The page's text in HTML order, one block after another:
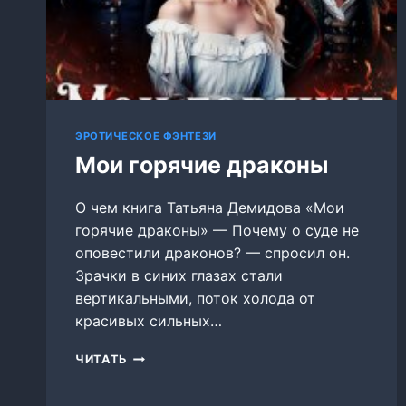
ЭРОТИЧЕСКОЕ ФЭНТЕЗИ
Мои горячие драконы
О чем книга Татьяна Демидова «Мои
горячие драконы» — Почему о суде не
оповестили драконов? — спросил он.
Зрачки в синих глазах стали
вертикальными, поток холода от
красивых сильных…
ЧИТАТЬ МОИ